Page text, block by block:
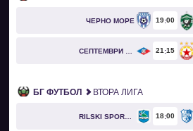
ЧЕРНО МОРЕ 19 00
СЕПТЕМВРИ СОФИЯ 21 15
БГ ФУТБОЛ ВТОРА ЛИГА
RILSKI SPORTIST 18 00